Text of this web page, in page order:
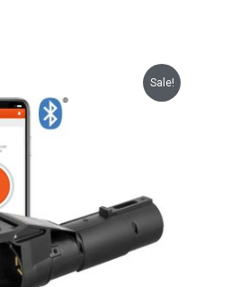
Sale!
actuel
est :
$399.82.